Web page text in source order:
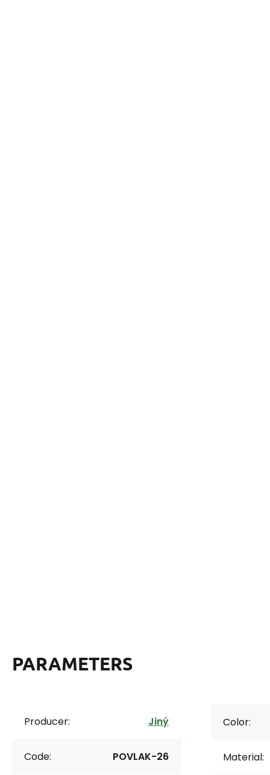
PARAMETERS
Producer: Jiný
Code: POVLAK-26
Color:
Material: